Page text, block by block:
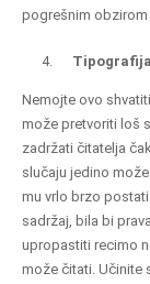
pogrešnim obzirom
Nemojte ovo
može pretvoriti loš
zadržati čitatelja
slučaju jedino
mu vrlo brzo
sadržaj, bila bi
upropastiti recimo
može čitati. Učinite